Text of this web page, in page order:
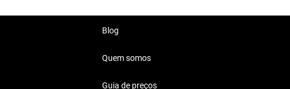
Blog
Quem somos
Guia de preços